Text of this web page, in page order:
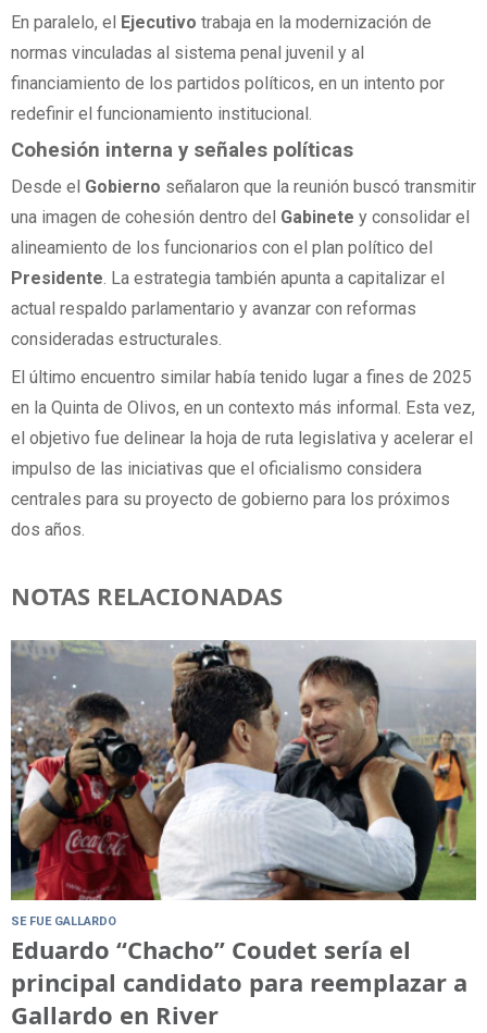
En paralelo, el Ejecutivo trabaja en la modernización de
normas vinculadas al sistema penal juvenil y al
financiamiento de los partidos políticos, en un intento por
redefinir el funcionamiento institucional.
Cohesión interna y señales políticas
Desde el Gobierno señalaron que la reunión buscó transmitir
una imagen de cohesión dentro del Gabinete y consolidar el
alineamiento de los funcionarios con el plan político del
Presidente . La estrategia también apunta a capitalizar el
actual respaldo parlamentario y avanzar con reformas
consideradas estructurales.
El último encuentro similar había tenido lugar a fines de 2025
en la Quinta de Olivos, en un contexto más informal. Esta vez,
el objetivo fue delinear la hoja de ruta legislativa y acelerar el
impulso de las iniciativas que el oficialismo considera
centrales para su proyecto de gobierno para los próximos
dos años.
NOTAS RELACIONADAS
SE FUE GALLARDO
Eduardo “Chacho” Coudet sería el
principal candidato para reemplazar a
Gallardo en River